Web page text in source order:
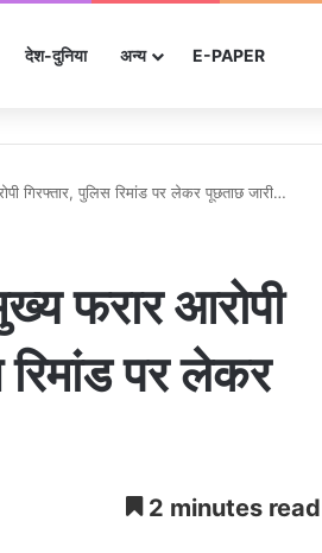
देश-दुनिया अन्‍य E-PAPER
गिरफ्तार, पुलिस रिमांड पर लेकर पूछताछ जारी…
फरार आरोपी
रिमांड पर लेकर
2 minutes read